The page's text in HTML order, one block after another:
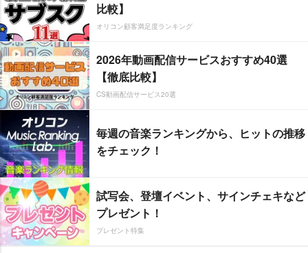
比較】
オリコン顧客満足度ランキング
2026年動画配信サービスおすすめ40選
【徹底比較】
CS動画配信サービス20選
毎週の音楽ランキングから、ヒットの推移
をチェック！
試写会、登壇イベント、サインチェキなど
プレゼント！
プレゼント特集